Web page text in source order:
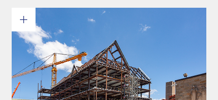
Survol des services
Estimations
Ingénierie
Dessin et modélisation 3D